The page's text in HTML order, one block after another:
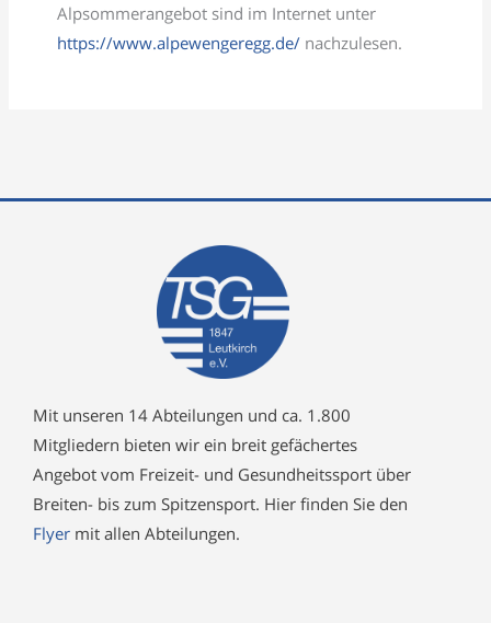
Alpsommerangebot sind im Internet unter
https://www.alpewengeregg.de/ nachzulesen.
Mit unseren 14 Abteilungen und ca. 1.800
Mitgliedern bieten wir ein breit gefächertes
Angebot vom Freizeit- und Gesundheitssport über
Breiten- bis zum Spitzensport. Hier finden Sie den
Flyer mit allen Abteilungen.